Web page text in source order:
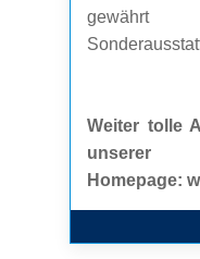
gewährt
Weiter tolle
unserer
Homepage: